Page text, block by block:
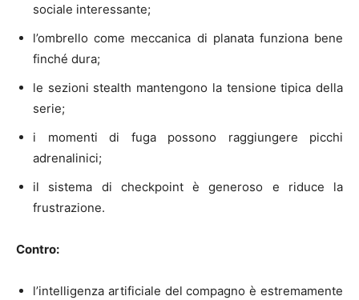
sociale interessante;
l’ombrello come meccanica di planata funziona bene
finché dura;
le sezioni stealth mantengono la tensione tipica della
serie;
i momenti di fuga possono raggiungere picchi
adrenalinici;
il sistema di checkpoint è generoso e riduce la
frustrazione.
Contro:
l’intelligenza artificiale del compagno è estremamente